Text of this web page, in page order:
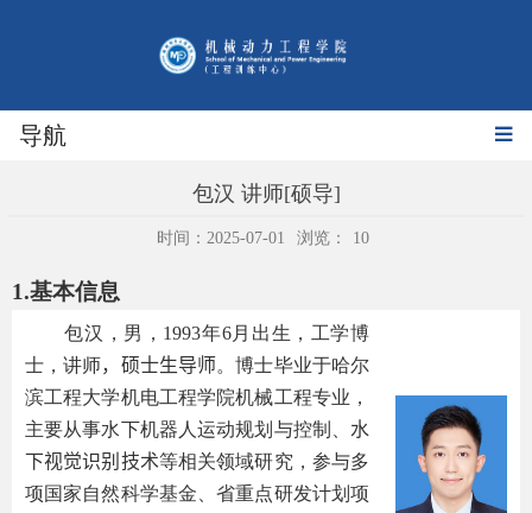
导航
包汉 讲师[硕导]
时间：2025-07-01 浏览： 10
1.基本信息
包汉，男， 1993年6月出生，工学博
士，讲师， 硕士生导师。博士毕业于哈尔
滨工程大学机电工程学院机械工程专业，
主要从事水下机器人运动规划与控制、 水
下视觉识别技术等相关领域研究，参与多
项国家自然科学基金、省重点研发计划项